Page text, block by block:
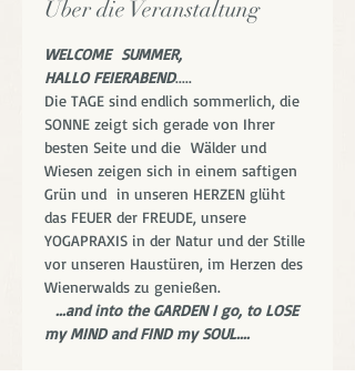
Über die Veranstaltung
WELCOME  SUMMER,
HALLO FEIERABEND.....
Die TAGE sind endlich sommerlich, die
SONNE zeigt sich gerade von Ihrer
besten Seite und die  Wälder und
Wiesen zeigen sich in einem saftigen
Grün und  in unseren HERZEN glüht
das FEUER der FREUDE, unsere
YOGAPRAXIS in der Natur und der Stille
vor unseren Haustüren, im Herzen des
Wienerwalds zu genießen.
...and into the GARDEN I go, to LOSE
my MIND and FIND my SOUL....